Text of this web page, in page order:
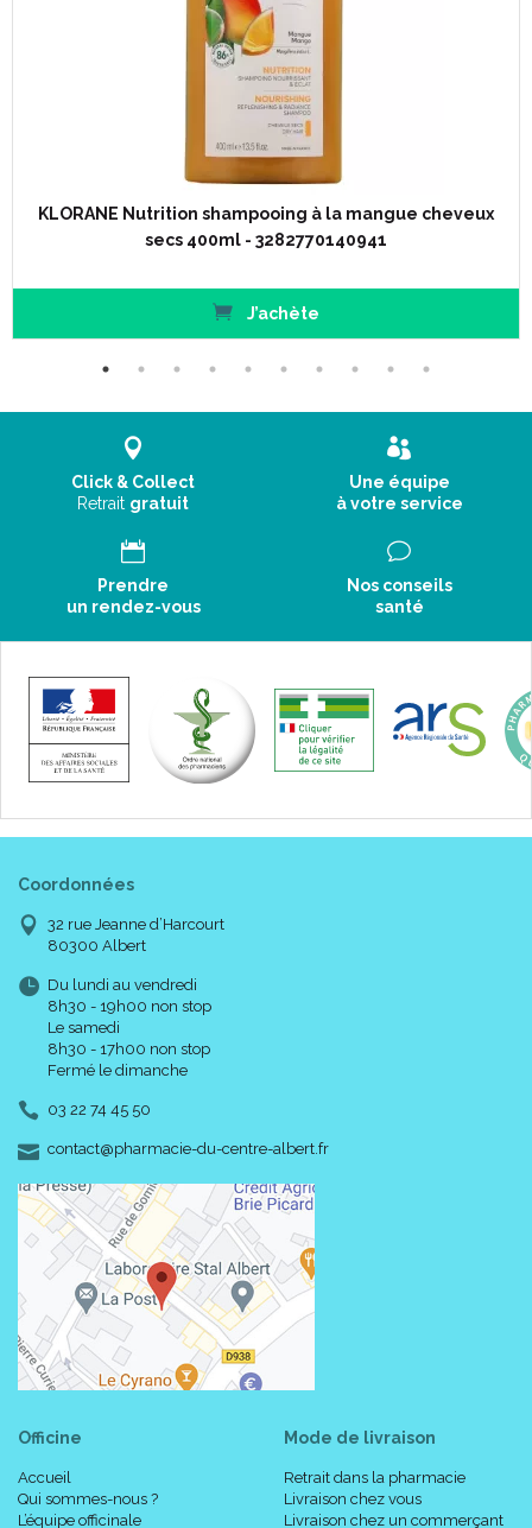
KLORANE Nutrition shampooing à la mangue cheveux
secs 400ml - 3282770140941
J’achète
Click & Collect
Retrait gratuit
Une équipe
à votre service
Prendre
un rendez-vous
Nos conseils
santé
Coordonnées
32 rue Jeanne d’Harcourt
80300 Albert
Du lundi au vendredi
8h30 - 19h00 non stop
Le samedi
8h30 - 17h00 non stop
Fermé le dimanche
03 22 74 45 50
contact-
@-
pharmacie-du-centre-albert.fr
Officine
Accueil
Qui sommes-nous ?
L’équipe officinale
Mode de livraison
Retrait dans la pharmacie
Livraison chez vous
Livraison chez un commerçant